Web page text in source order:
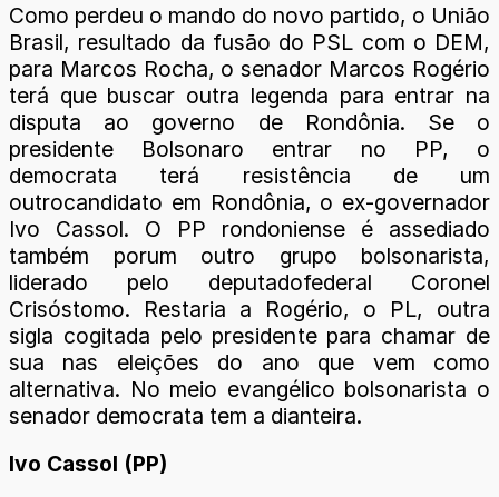
Como perdeu o mando do novo partido, o União
Brasil, resultado da fusão do PSL com o DEM,
para Marcos Rocha, o senador Marcos Rogério
terá que buscar outra legenda para entrar na
disputa ao governo de Rondônia. Se o
presidente Bolsonaro entrar no PP, o
democrata terá resistência de um
outrocandidato em Rondônia, o ex-governador
Ivo Cassol. O PP rondoniense é assediado
também porum outro grupo bolsonarista,
liderado pelo deputadofederal Coronel
Crisóstomo. Restaria a Rogério, o PL, outra
sigla cogitada pelo presidente para chamar de
sua nas eleições do ano que vem como
alternativa. No meio evangélico bolsonarista o
senador democrata tem a dianteira.
Ivo Cassol (PP)